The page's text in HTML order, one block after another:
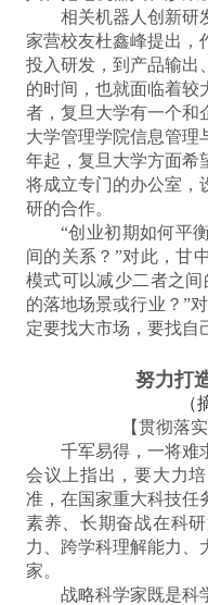
相关机器人创新研
家营校友杜鑫峰提出，
投入研发，到产品输出
的时间，也就面临着较
者，复旦大学有一个和
大学管理学院信息管理
年起，复旦大学方面希
将成立专门的办公室，
研的合作。
“创业初期如何平
间的关系？”对此，甘
模式可以减少二者之
的落地场景或行业？”
定要找大市场，要找自
努力打
（
【贯彻落
千军易得，一将难
会议上指出，要大力
准，在国家重大科技任
素养、长期奋战在科
力、跨学科理解能力、
家。
战略科学家既是科